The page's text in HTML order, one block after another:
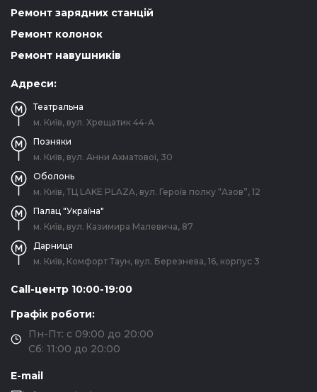
Ремонт зарядних станцій
Ремонт колонок
Ремонт навушників
Адреси:
Театральна
м. Київ, вул. Хрещатик 44-A
Позняки
м. Київ, вул. Анни Ахматової, 30
Оболонь
м. Київ, ТЦ LAKE PLAZA, вул. Героїв полку “Азов”, 12
Палац "Україна"
м. Київ, вул. Казимира Малевича, 87
Дарниця
м. Київ, Комфорт Таун, вул. Березнева, 16, корпус 3
Call-центр 10:00-19:00
Графік роботи:
Пн-Пт: с 09:00 до 20:00
Сб: 11:00 до 20:00
E-mail